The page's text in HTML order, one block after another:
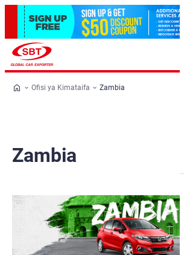
Ofisi ya Kimataifa Zambia
Zambia